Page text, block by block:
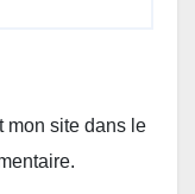
mon site dans le